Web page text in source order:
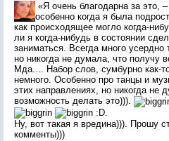
«Я очень благодарна за это,
особенно когда я была
как происходящее могло когда-
ли я когда-нибудь в состоянии
заниматься. Всегда много
но никогда не думала, что получу
Мда.... Набор слов, сумбурно как-
немного. Особенно про танцы и
этих направлениях, но никогда не
возможность делать это))).
:D.
Ну, вот такая я вредина))). Прошу
комменты)))